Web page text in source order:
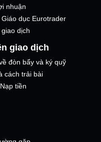
nhuận
dục Eurotrader
dịch
giao dịch
đòn bẩy và ký quỹ
cách trải bài
tiền